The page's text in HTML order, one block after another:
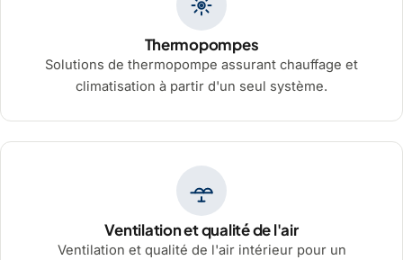
Thermopompes
Solutions de thermopompe assurant chauffage et
climatisation à partir d'un seul système.
Ventilation et qualité de l'air
Ventilation et qualité de l'air intérieur pour un